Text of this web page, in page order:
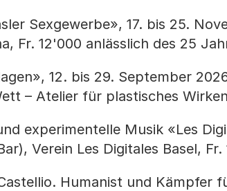
Sexgewerbe», 17. bis 25.
Fr. 12'000 anlässlich des 25
12. bis 29. September
– Atelier für plastisches
experimentelle Musik «Les
Verein Les Digitales Basel, Fr.
Humanist und Kämpfer